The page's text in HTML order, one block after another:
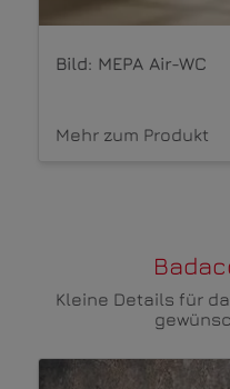
MEPA Orbit
Mehr zum Produkt
Kleine Details für